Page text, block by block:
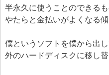
半永久に使うことのできる
やたらと金払いがよくなる傾
僕というソフトを僕から出し
外のハードディスクに移し替